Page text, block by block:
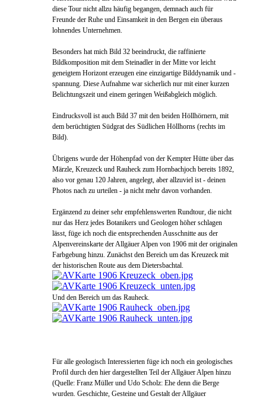
diese Tour nicht allzu häufig begangen, demnach auch für
Freunde der Ruhe und Einsamkeit in den Bergen ein überaus
lohnendes Unternehmen.
Besonders hat mich Bild 32 beeindruckt, die raffinierte
Bildkomposition mit dem Steinadler in der Mitte vor leicht
geneigtem Horizont erzeugen eine einzigartige Bilddynamik und -
spannung. Diese Aufnahme war sicherlich nur mit einer kurzen
Belichtungszeit und einem geringen Weißabgleich möglich.
Eindrucksvoll ist auch Bild 37 mit den beiden Höllhörnern, mit
dem berüchtigten Südgrat des Südlichen Höllhorns (rechts im
Bild).
Übrigens wurde der Höhenpfad von der Kempter Hütte über das
Märzle, Kreuzeck und Rauheck zum Hornbachjoch bereits 1892,
also vor genau 120 Jahren, angelegt, aber allzuviel ist - deinen
Photos nach zu urteilen - ja nicht mehr davon vorhanden.
Ergänzend zu deiner sehr empfehlenswerten Rundtour, die nicht
nur das Herz jedes Botanikers und Geologen höher schlagen
lässt, füge ich noch die entsprechenden Ausschnitte aus der
Alpenvereinskarte der Allgäuer Alpen von 1906 mit der originalen
Farbgebung hinzu. Zunächst den Bereich um das Kreuzeck mit
der historischen Route aus dem Dietersbachtal.
Und den Bereich um das Rauheck.
Für alle geologisch Interessierten füge ich noch ein geologisches
Profil durch den hier dargestellten Teil der Allgäuer Alpen hinzu
(Quelle: Franz Müller und Udo Scholz: Ehe denn die Berge
wurden. Geschichte, Gesteine und Gestalt der Allgäuer